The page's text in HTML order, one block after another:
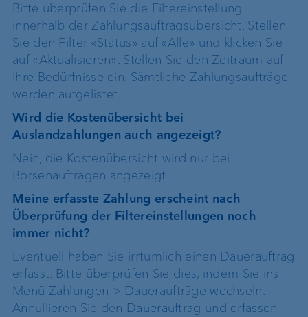
Bitte überprüfen Sie die Filtereinstellung
innerhalb der Zahlungsauftragsübersicht. Stellen
Sie den Filter «Status» auf «Alle» und klicken Sie
auf «Aktualisieren». Stellen Sie den Zeitraum auf
Ihre Bedürfnisse ein. Sämtliche Zahlungsaufträge
werden aufgelistet.
Wird die Kostenübersicht bei
Auslandzahlungen auch angezeigt?
Nein, die Kostenübersicht wird nur bei
Börsenaufträgen angezeigt.
Meine erfasste Zahlung erscheint nach
Überprüfung der Filtereinstellungen noch
immer nicht?
Eventuell haben Sie irrtümlich einen Dauerauftrag
erfasst. Bitte überprüfen Sie dies, indem Sie ins
Menü Zahlungen > Daueraufträge wechseln.
Annullieren Sie den Dauerauftrag und erfassen